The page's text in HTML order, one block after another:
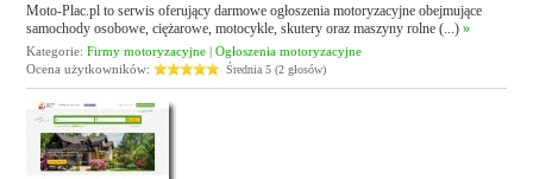
Moto-Plac.pl to serwis oferujący darmowe ogłoszenia motoryzacyjne obejmujące
samochody osobowe, ciężarowe, motocykle, skutery oraz maszyny rolne (...)»
Kategorie:Firmy motoryzacyjne |Ogłoszenia motoryzacyjne
Ocena użytkowników:
Średnia 5 (2 głosów)